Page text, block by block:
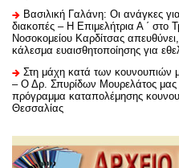
Βασιλική Γαλάνη: Οι ανάγκες
διακοπές – Η Επιμελήτρια Α ΄ στο
Νοσοκομείου Καρδίτσας
κάλεσμα ευαισθητοποίησης για
Στη μάχη κατά των κουνουπιών
– Ο Δρ. Σπυρίδων Μουρελάτος μας
πρόγραμμα καταπολέμησης
Θεσσαλίας